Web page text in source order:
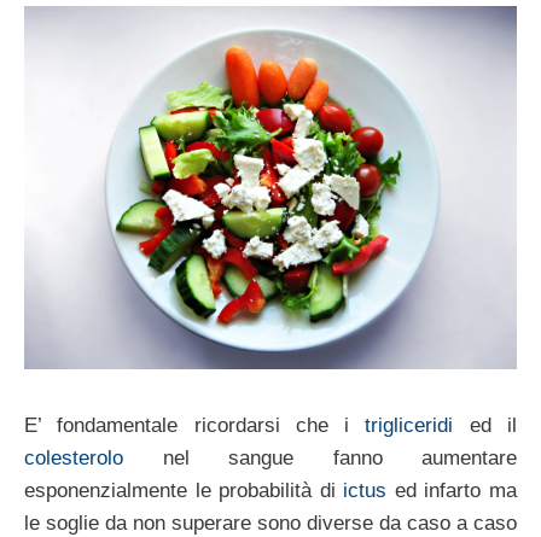
E’ fondamentale ricordarsi che itrigliceridi ed il
colesterolo nel sangue fanno aumentare
esponenzialmente le probabilità di ictus ed infarto ma
le soglie da non superare sono diverse da caso a caso